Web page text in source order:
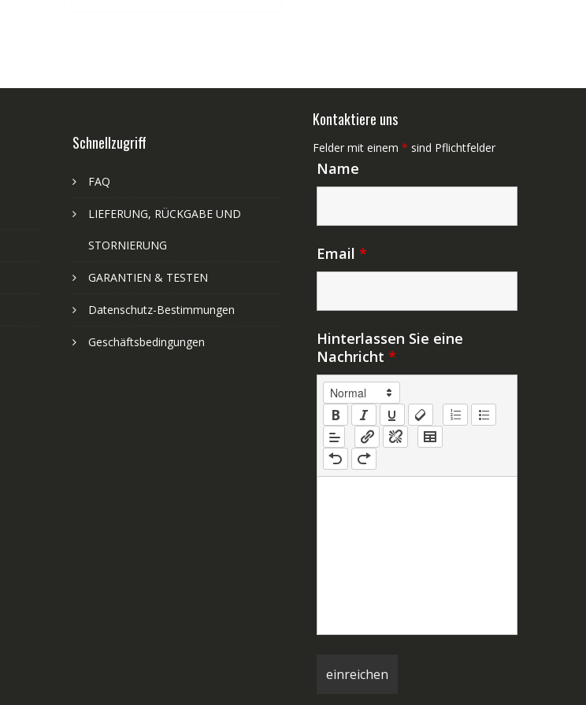
Schnellzugriff
FAQ
LIEFERUNG, RÜCKGABE UND
STORNIERUNG
GARANTIEN & TESTEN
Datenschutz-Bestimmungen
Geschäftsbedingungen
Kontaktiere uns
Felder mit einem * sind Pflichtfelder
Name
Email *
Hinterlassen Sie eine
Nachricht *